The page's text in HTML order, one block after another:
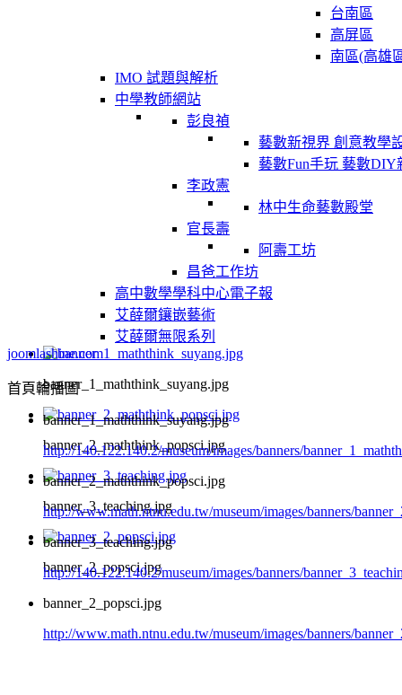
台南區
高屏區
南區(高雄
IMO 試題與解析
中學教師網站
彭良禎
藝數新視界 創意教學
藝數Fun手玩 藝數DIY
李政憲
林中生命藝數殿堂
官長壽
阿壽工坊
昌爸工作坊
高中數學學科中心電子報
艾薛爾鑲嵌藝術
艾薛爾無限系列
banner_1_maththink_suyang.jpg
banner_2_maththink_popsci.jpg
banner_3_teaching.jpg
banner_2_popsci.jpg
joomlashine.com
首頁輪播圖
banner_1_maththink_suyang.jpg
http://140.122.140.2/museum/images/banners/
banner_2_maththink_popsci.jpg
http://www.math.ntnu.edu.tw/museum/images/banners/
banner_3_teaching.jpg
http://140.122.140.2/museum/images/banners/
banner_2_popsci.jpg
http://www.math.ntnu.edu.tw/museum/images/banners/